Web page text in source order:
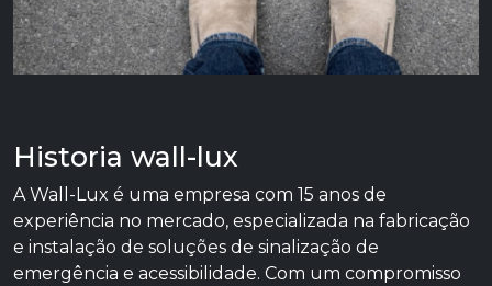
Historia wall-lux
A Wall-Lux é uma empresa com 15 anos de
experiência no mercado, especializada na fabricação
e instalação de soluções de sinalização de
emergência e acessibilidade. Com um compromisso